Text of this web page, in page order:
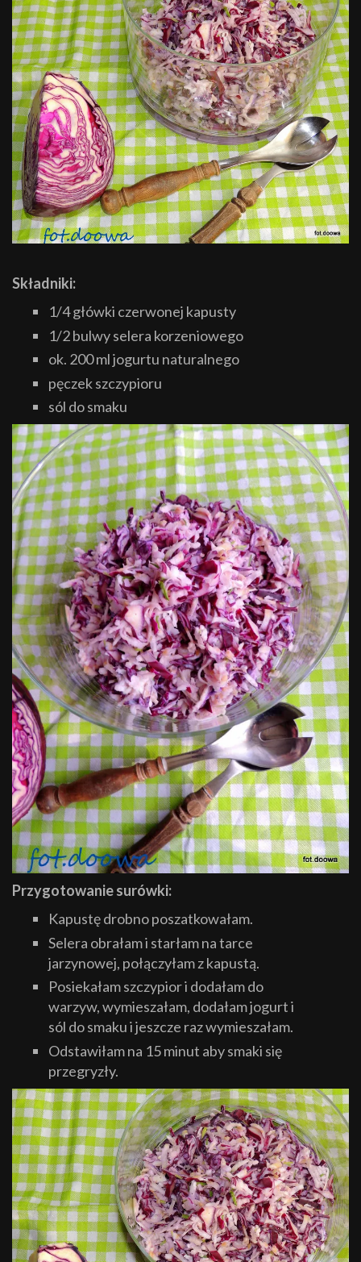
Składniki:
1/4 główki czerwonej kapusty
1/2 bulwy selera korzeniowego
ok. 200 ml jogurtu naturalnego
pęczek szczypioru
sól do smaku
Przygotowanie surówki:
Kapustę drobno poszatkowałam.
Selera obrałam i starłam na tarce
jarzynowej, połączyłam z kapustą.
Posiekałam szczypior i dodałam do
warzyw, wymieszałam, dodałam jogurt i
sól do smaku i jeszcze raz wymieszałam.
Odstawiłam na 15 minut aby smaki się
przegryzły.